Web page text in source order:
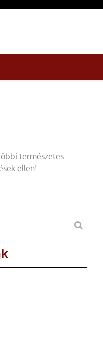
természetes
ellen!